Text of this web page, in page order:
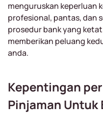
menguruskan keperluan
profesional, pantas, dan
prosedur bank yang
memberikan peluang
anda.
Kepentingan
Pinjaman Untuk